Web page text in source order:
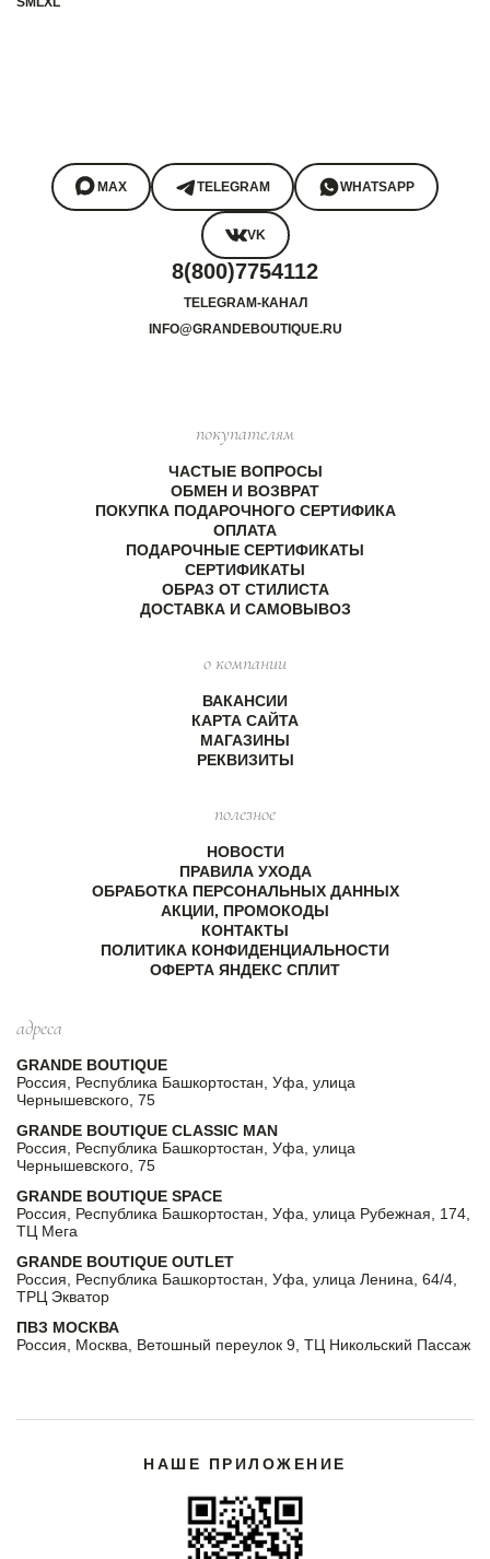
MAX TELEGRAM WHATSAPP
VK
8(800)7754112
TELEGRAM-КАНАЛ
INFO@GRANDEBOUTIQUE.RU
покупателям
ЧАСТЫЕ ВОПРОСЫ
ОБМЕН И ВОЗВРАТ
ПОКУПКА ПОДАРОЧНОГО СЕРТИФИКА
ОПЛАТА
ПОДАРОЧНЫЕ СЕРТИФИКАТЫ
СЕРТИФИКАТЫ
ОБРАЗ ОТ СТИЛИСТА
ДОСТАВКА И САМОВЫВОЗ
о компании
ВАКАНСИИ
КАРТА САЙТА
МАГАЗИНЫ
РЕКВИЗИТЫ
полезное
НОВОСТИ
ПРАВИЛА УХОДА
ОБРАБОТКА ПЕРСОНАЛЬНЫХ ДАННЫХ
АКЦИИ, ПРОМОКОДЫ
КОНТАКТЫ
ПОЛИТИКА КОНФИДЕНЦИАЛЬНОСТИ
ОФЕРТА ЯНДЕКС СПЛИТ
адреса
GRANDE BOUTIQUE
Россия, Республика Башкортостан, Уфа, улица
Чернышевского, 75
GRANDE BOUTIQUE CLASSIC MAN
Россия, Республика Башкортостан, Уфа, улица
Чернышевского, 75
GRANDE BOUTIQUE SPACE
Россия, Республика Башкортостан, Уфа, улица Рубежная, 174,
ТЦ Мега
GRANDE BOUTIQUE OUTLET
Россия, Республика Башкортостан, Уфа, улица Ленина, 64/4,
ТРЦ Экватор
ПВЗ МОСКВА
Россия, Москва, Ветошный переулок 9, ТЦ Никольский Пассаж
НАШЕ ПРИЛОЖЕНИЕ